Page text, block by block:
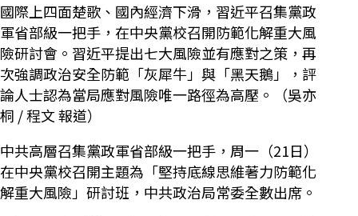
國際上四面楚歌、國內經濟下滑，習近平召集黨政
軍省部級一把手，在中央黨校召開防範化解重大風
險研討會。習近平提出七大風險並有應對之策，再
次強調政治安全防範「灰犀牛」與「黑天鵝」，評
論人士認為當局應對風險唯一路徑為高壓。（吳亦
桐 / 程文 報道）
中共高層召集黨政軍省部級一把手，周一（21日）
在中央黨校召開主題為「堅持底線思維著力防範化
解重大風險」研討班，中共政治局常委全數出席。